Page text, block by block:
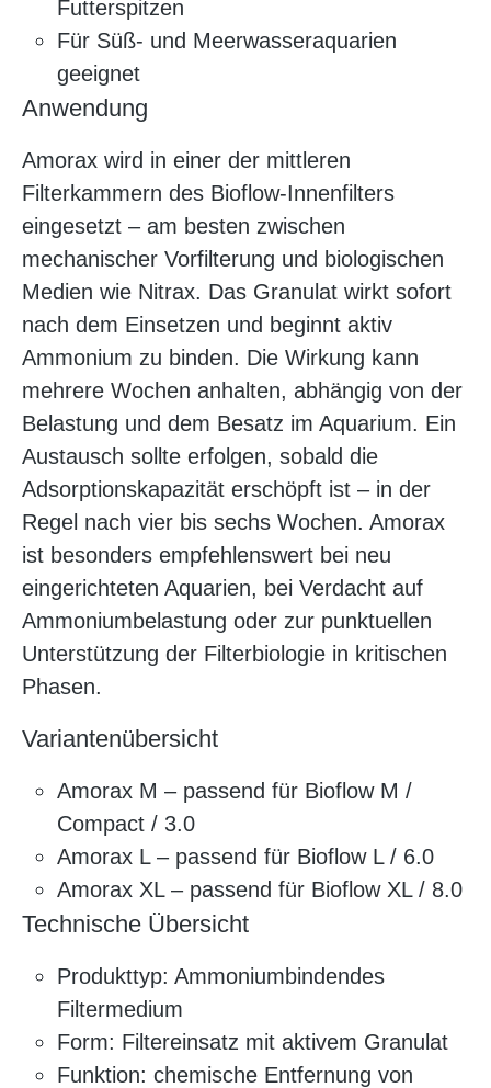
Futterspitzen
Für Süß- und Meerwasseraquarien
geeignet
Anwendung
Amorax wird in einer der mittleren
Filterkammern des Bioflow-Innenfilters
eingesetzt – am besten zwischen
mechanischer Vorfilterung und biologischen
Medien wie Nitrax. Das Granulat wirkt sofort
nach dem Einsetzen und beginnt aktiv
Ammonium zu binden. Die Wirkung kann
mehrere Wochen anhalten, abhängig von der
Belastung und dem Besatz im Aquarium. Ein
Austausch sollte erfolgen, sobald die
Adsorptionskapazität erschöpft ist – in der
Regel nach vier bis sechs Wochen. Amorax
ist besonders empfehlenswert bei neu
eingerichteten Aquarien, bei Verdacht auf
Ammoniumbelastung oder zur punktuellen
Unterstützung der Filterbiologie in kritischen
Phasen.
Variantenübersicht
Amorax M – passend für Bioflow M /
Compact / 3.0
Amorax L – passend für Bioflow L / 6.0
Amorax XL – passend für Bioflow XL / 8.0
Technische Übersicht
Produkttyp: Ammoniumbindendes
Filtermedium
Form: Filtereinsatz mit aktivem Granulat
Funktion: chemische Entfernung von